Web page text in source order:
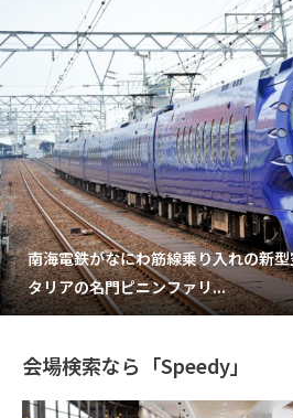
南海電鉄がなにわ筋線乗り入れの新
タリアの名門ピニンファリ...
会場検索なら「Speedy」